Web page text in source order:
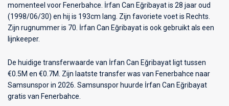
momenteel voor Fenerbahce . İrfan Can Eğribayat is 28 jaar oud
(1998/06/30) en hij is 193cm lang. Zijn favoriete voet is Rechts.
Zijn rugnummer is 70. İrfan Can Eğribayat is ook gebruikt als een
lijnkeeper.
De huidige transferwaarde van İrfan Can Eğribayat ligt tussen
€0.5M en €0.7M. Zijn laatste transfer was van Fenerbahce naar
Samsunspor in 2026. Samsunspor huurde İrfan Can Eğribayat
gratis van Fenerbahce.